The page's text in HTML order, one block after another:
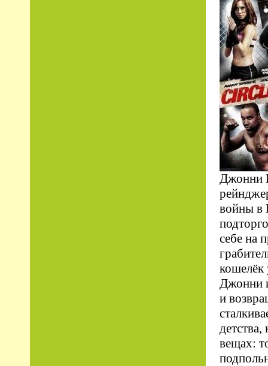
Джонни
войны в
себе на
Джонни
и
вещах: